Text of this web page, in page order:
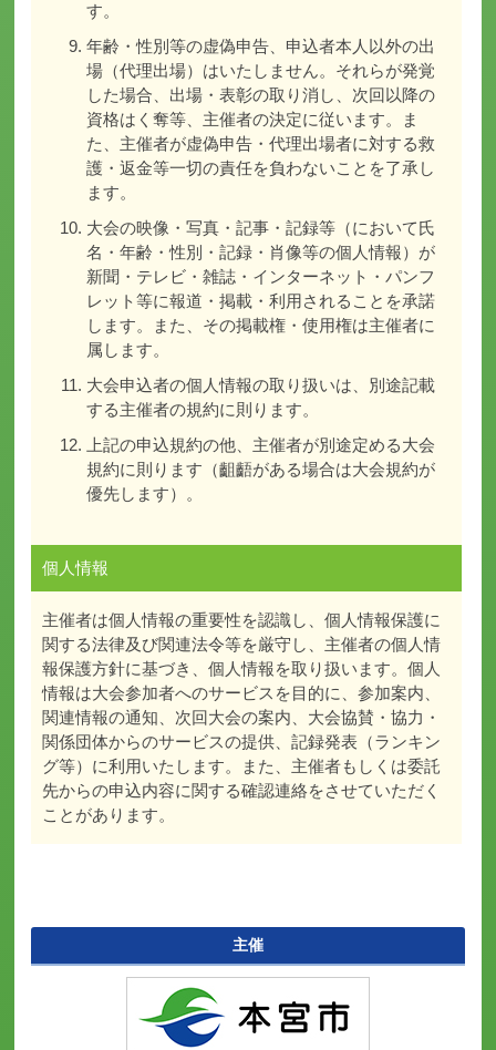
す。
年齢・性別等の虚偽申告、申込者本人以外の出
場（代理出場）はいたしません。それらが発覚
した場合、出場・表彰の取り消し、次回以降の
資格はく奪等、主催者の決定に従います。ま
た、主催者が虚偽申告・代理出場者に対する救
護・返金等一切の責任を負わないことを了承し
ます。
大会の映像・写真・記事・記録等（において氏
名・年齢・性別・記録・肖像等の個人情報）が
新聞・テレビ・雑誌・インターネット・パンフ
レット等に報道・掲載・利用されることを承諾
します。また、その掲載権・使用権は主催者に
属します。
大会申込者の個人情報の取り扱いは、別途記載
する主催者の規約に則ります。
上記の申込規約の他、主催者が別途定める大会
規約に則ります（齟齬がある場合は大会規約が
優先します）。
個人情報
主催者は個人情報の重要性を認識し、個人情報保護に
関する法律及び関連法令等を厳守し、主催者の個人情
報保護方針に基づき、個人情報を取り扱います。個人
情報は大会参加者へのサービスを目的に、参加案内、
関連情報の通知、次回大会の案内、大会協賛・協力・
関係団体からのサービスの提供、記録発表（ランキン
グ等）に利用いたします。また、主催者もしくは委託
先からの申込内容に関する確認連絡をさせていただく
ことがあります。
主催